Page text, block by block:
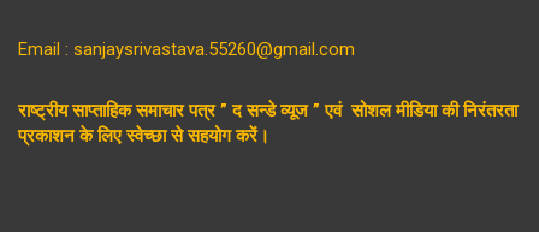
Email : sanjaysrivastava.55260@gmail.com
राष्ट्रीय साप्ताहिक समाचार पत्र ” द सन्डे व्यूज ” एवं सोशल मीडिया की निरंतरता
प्रकाशन के लिए स्वेच्छा से सहयोग करें।